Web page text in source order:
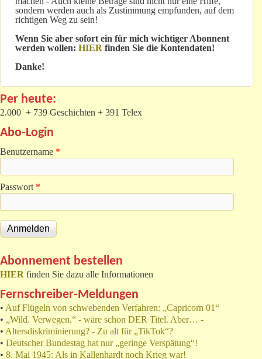
sondern werden auch als Zustimmung empfunden, auf dem
richtigen Weg zu sein!
Wenn Sie aber sofort ein für mich wichtiger Abonnent
werden wollen: HIER finden Sie die Kontendaten!
Danke!
Per heute:
2.000 + 739 Geschichten + 391 Telex
Abo-Login
Benutzername *
Passwort *
Abonnement bestellen
HIER finden Sie dazu alle Informationen
Fernschreiber-Meldungen
• Auf Flügeln von schwebenden Verfahren: „Capricorn 01“
• „Wild. Verwegen.“ - wäre schon DER Titel. Aber… -
• Altersdiskriminierung? - Zu alt für „TikTok“?
• Deutscher Bundestag hat nur „geringe Verspätung“!
• 8. Mai 1945: Als in Kallenhardt noch Krieg war!